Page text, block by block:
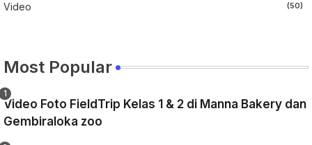
Video (50)
Most Popular
Video Foto FieldTrip Kelas 1 & 2 di Manna Bakery dan
Gembiraloka zoo